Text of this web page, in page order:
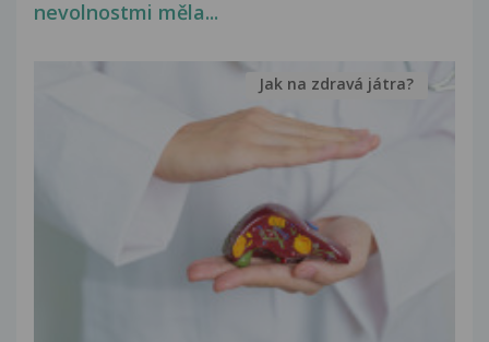
nevolnostmi měla...
Jak na zdravá játra?